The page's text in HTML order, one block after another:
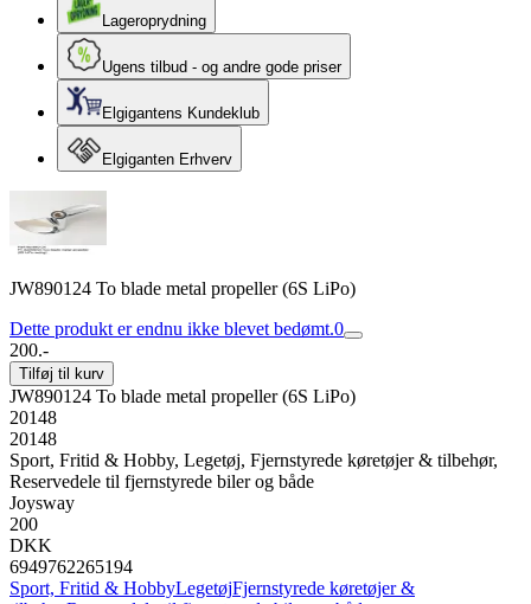
Lageroprydning
Ugens tilbud - og andre gode priser
Elgigantens Kundeklub
Elgiganten Erhverv
JW890124 To blade metal propeller (6S LiPo)
Dette produkt er endnu ikke blevet bedømt.0
200.-
Tilføj til kurv
JW890124 To blade metal propeller (6S LiPo)
20148
20148
Sport, Fritid & Hobby, Legetøj, Fjernstyrede køretøjer & tilbehør,
Reservedele til fjernstyrede biler og både
Joysway
200
DKK
6949762265194
Sport, Fritid & HobbyLegetøjFjernstyrede køretøjer &